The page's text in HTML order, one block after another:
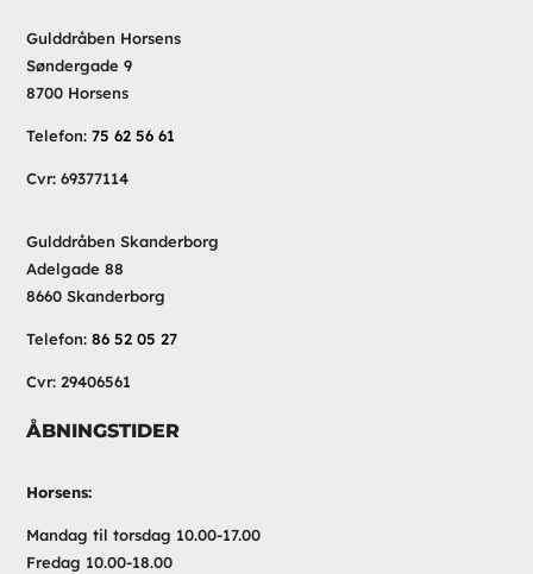
Gulddråben Horsens
Søndergade 9
8700 Horsens
Telefon:75 62 56 61
Cvr: 69377114
Gulddråben Skanderborg
Adelgade 88
8660 Skanderborg
Telefon:86 52 05 27
Cvr: 29406561
ÅBNINGSTIDER
Horsens:
Mandag til torsdag 10.00-17.00
Fredag 10.00-18.00